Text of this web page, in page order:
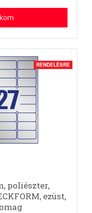
RENDELÉSRE
poliészter,
ezüst,